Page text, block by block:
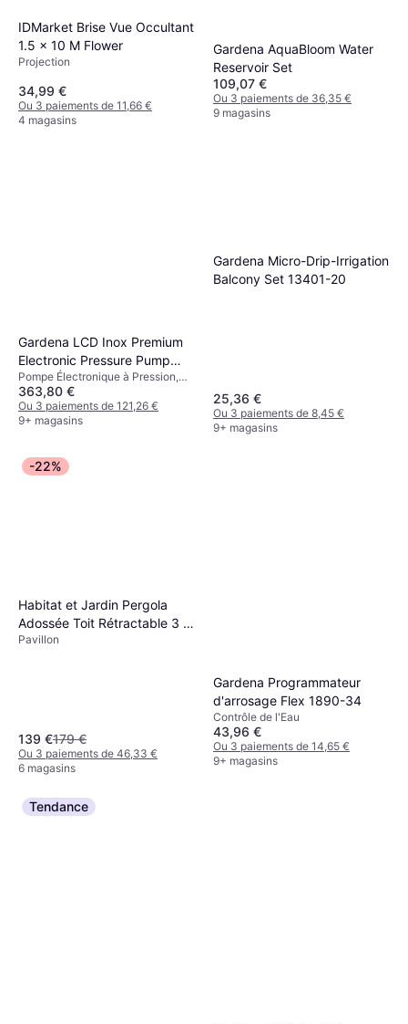
IDMarket Brise Vue Occultant
1.5 x 10 M Flower
Projection
34,99 €
Ou 3 paiements de 11,66 €
4 magasins
Gardena AquaBloom Water
Reservoir Set
109,07 €
Ou 3 paiements de 36,35 €
9 magasins
Gardena LCD Inox Premium
Electronic Pressure Pump
6000/6E
Pompe Électronique à Pression,
Puissance (max) 1300 W, Pression
maximale 5.5 bar
363,80 €
Ou 3 paiements de 121,26 €
9+ magasins
Gardena Micro-Drip-Irrigation
Balcony Set 13401-20
25,36 €
Ou 3 paiements de 8,45 €
9+ magasins
-22%
Habitat et Jardin Pergola
Adossée Toit Rétractable 3 x
4 m Gris Anthracite
Pavillon
139 €179 €
Ou 3 paiements de 46,33 €
6 magasins
Gardena Programmateur
d'arrosage Flex 1890-34
Contrôle de l'Eau
43,96 €
Ou 3 paiements de 14,65 €
9+ magasins
Tendance